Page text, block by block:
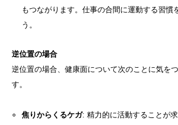
もつながります。仕事の合間に運動する習慣
う。
逆位置の場合
逆位置の場合、健康面について次のことに気を
す。
焦りからくるケガ: 精力的に活動することが